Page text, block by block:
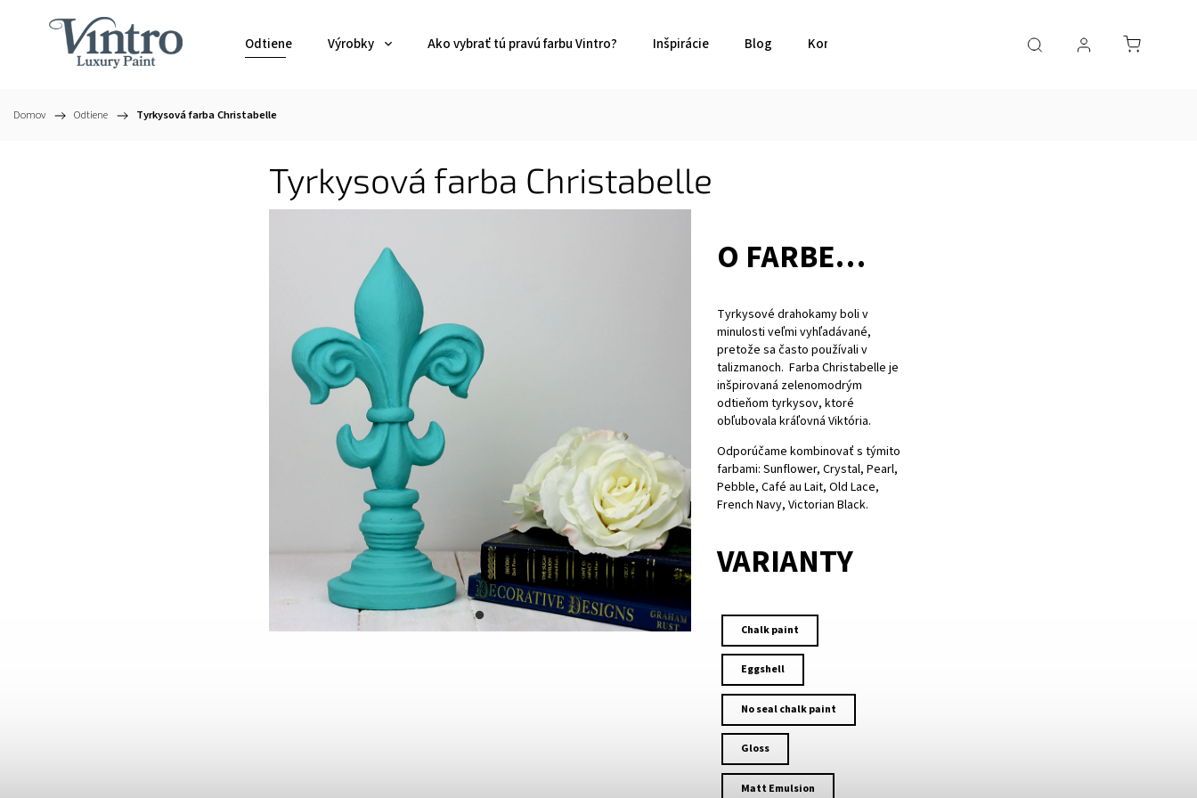
Odtiene Výrobky Ako vybrať tú pravú farbu Vintro? Inšpirácie Blog Kontakt
Domov / Odtiene / Tyrkysová farba Christabelle
Tyrkysová farba Christabelle
O FARBE…
Tyrkysové drahokamy boli v
minulosti veľmi vyhľadávané,
pretože sa často používali v
talizmanoch. Farba Christabelle je
inšpirovaná zelenomodrým
odtieňom tyrkysov, ktoré
obľubovala kráľovná Viktória.
Odporúčame kombinovať s týmito
farbami: Sunflower, Crystal, Pearl,
Pebble, Café au Lait, Old Lace,
French Navy, Victorian Black.
VARIANTY
Chalk paint
Eggshell
No seal chalk paint
Gloss
Matt Emulsion